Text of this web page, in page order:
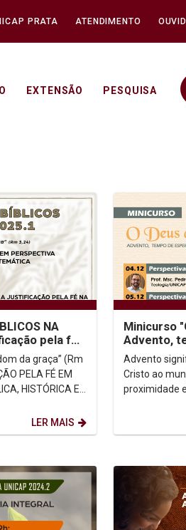
PRATA ATENDIMENTO
EXTENSÃO PESQUISA
NA
pela fé
da graça” (Rm
HISTÓRICA E
LER MAIS
Minicurso
Advento,
e
Advento
Cristo ao
proximidade